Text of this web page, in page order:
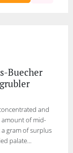
Buecher
and
amount of mid-
gram of surplus
palate...